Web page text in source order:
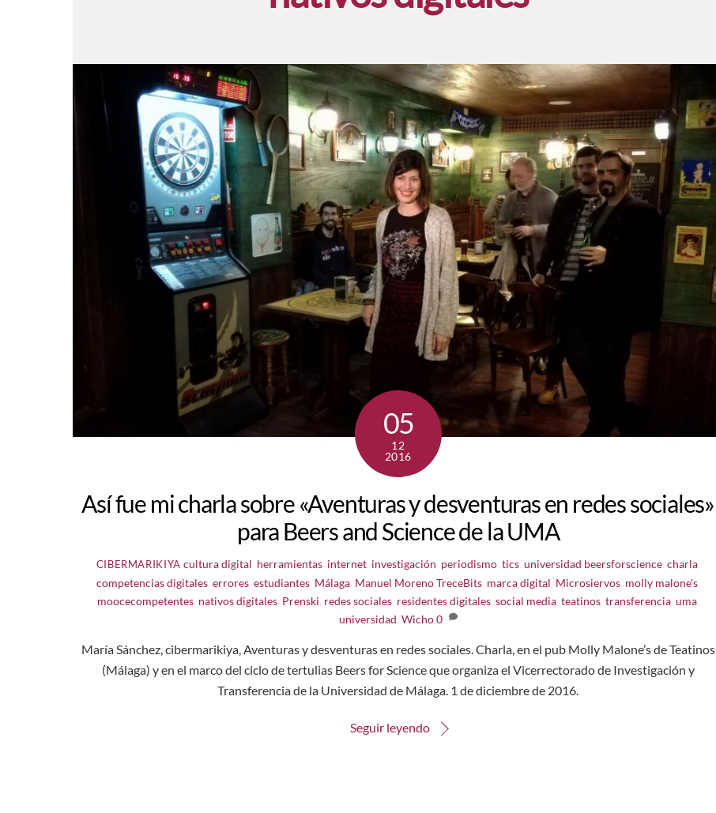
05
12
2016
Así fue mi charla sobre «Aventuras y desventuras en redes sociales»
para Beers and Science de la UMA
CIBERMARIKIYA cultura digital herramientas internet investigación periodismo ,tics ,universidad beersforscience ,charla
competencias digitales, errores, estudiantes, Málaga, Manuel Moreno TreceBits, marca digital Microsiervos, molly malone's,
moocecompetentes, nativos digitales, Prenski redes sociales, residentes digitales, social media, teatinos, transferencia, uma,
universidad Wicho 0
María Sánchez, cibermarikiya, Aventuras y desventuras en redes sociales. Charla, en el pub Molly Malone’s de Teatinos
(Málaga) y en el marco del ciclo de tertulias Beers for Science que organiza el Vicerrectorado de Investigación y
Transferencia de la Universidad de Málaga. 1 de diciembre de 2016.
Seguir leyendo